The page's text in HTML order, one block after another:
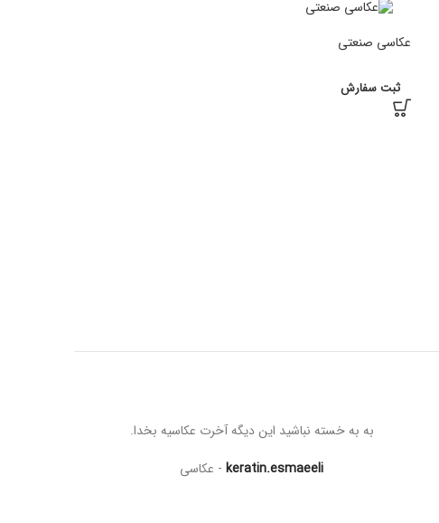
عکاسی صنعتی
ثبت سفارش
به به خسته نباشید این دیگه آخرت عکاسیه بخدا.
keratin.esmaeeli
عکاسی